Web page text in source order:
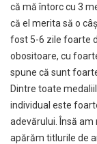
că mă întorc cu 3
că el merita să o
fost 5-6 zile foarte
obositoare, cu
spune că sunt
Dintre toate
individual este
adevărului. Însă am
apărăm titlurile de